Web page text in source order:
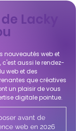
Lacky
nouveautés web et
aussi le rendez-
web et des
que créatives
un plaisir de vous
digitale pointue.
avant de
web en 2026